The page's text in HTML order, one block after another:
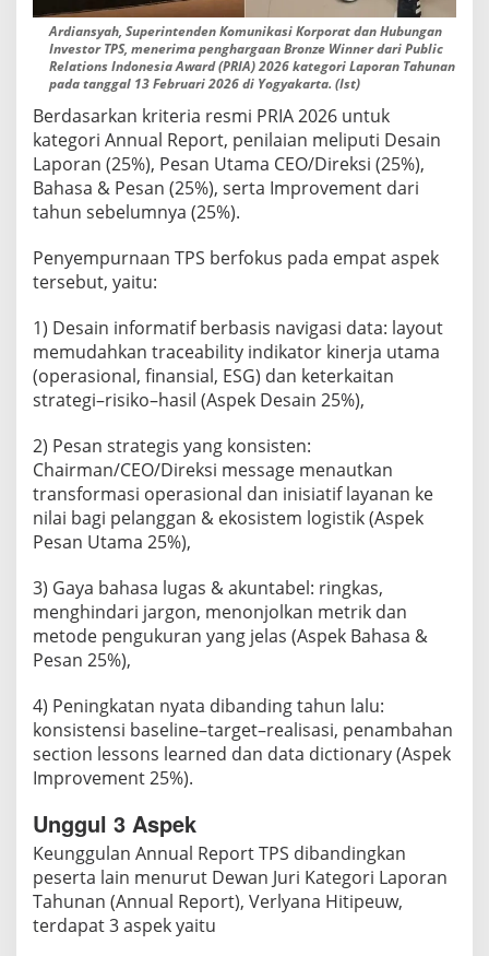
Ardiansyah, Superintenden Komunikasi Korporat dan Hubungan
Investor TPS, menerima penghargaan Bronze Winner dari Public
Relations Indonesia Award (PRIA) 2026 kategori Laporan Tahunan
pada tanggal 13 Februari 2026 di Yogyakarta. (Ist)
Berdasarkan kriteria resmi PRIA 2026 untuk
kategori Annual Report, penilaian meliputi Desain
Laporan (25%), Pesan Utama CEO/Direksi (25%),
Bahasa & Pesan (25%), serta Improvement dari
tahun sebelumnya (25%).
Penyempurnaan TPS berfokus pada empat aspek
tersebut, yaitu:
1) Desain informatif berbasis navigasi data: layout
memudahkan traceability indikator kinerja utama
(operasional, finansial, ESG) dan keterkaitan
strategi–risiko–hasil (Aspek Desain 25%),
2) Pesan strategis yang konsisten:
Chairman/CEO/Direksi message menautkan
transformasi operasional dan inisiatif layanan ke
nilai bagi pelanggan & ekosistem logistik (Aspek
Pesan Utama 25%),
3) Gaya bahasa lugas & akuntabel: ringkas,
menghindari jargon, menonjolkan metrik dan
metode pengukuran yang jelas (Aspek Bahasa &
Pesan 25%),
4) Peningkatan nyata dibanding tahun lalu:
konsistensi baseline–target–realisasi, penambahan
section lessons learned dan data dictionary (Aspek
Improvement 25%).
Unggul 3 Aspek
Keunggulan Annual Report TPS dibandingkan
peserta lain menurut Dewan Juri Kategori Laporan
Tahunan (Annual Report), Verlyana Hitipeuw,
terdapat 3 aspek yaitu